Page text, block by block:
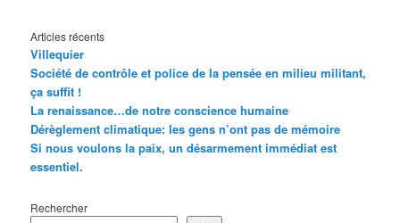
Articles récents
Villequier
Société de contrôle et police de la pensée en milieu militant,
ça suffit !
La renaissance…de notre conscience humaine
Dérèglement climatique: les gens n’ont pas de mémoire
Si nous voulons la paix, un désarmement immédiat est
essentiel.
Rechercher